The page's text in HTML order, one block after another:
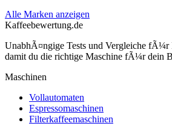
Alle Marken anzeigen
Kaffeebewertung.de
UnabhÃ¤ngige Tests und Vergleiche fÃ¼r
damit du die richtige Maschine fÃ¼r dein
Maschinen
Vollautomaten
Espressomaschinen
Filterkaffeemaschinen